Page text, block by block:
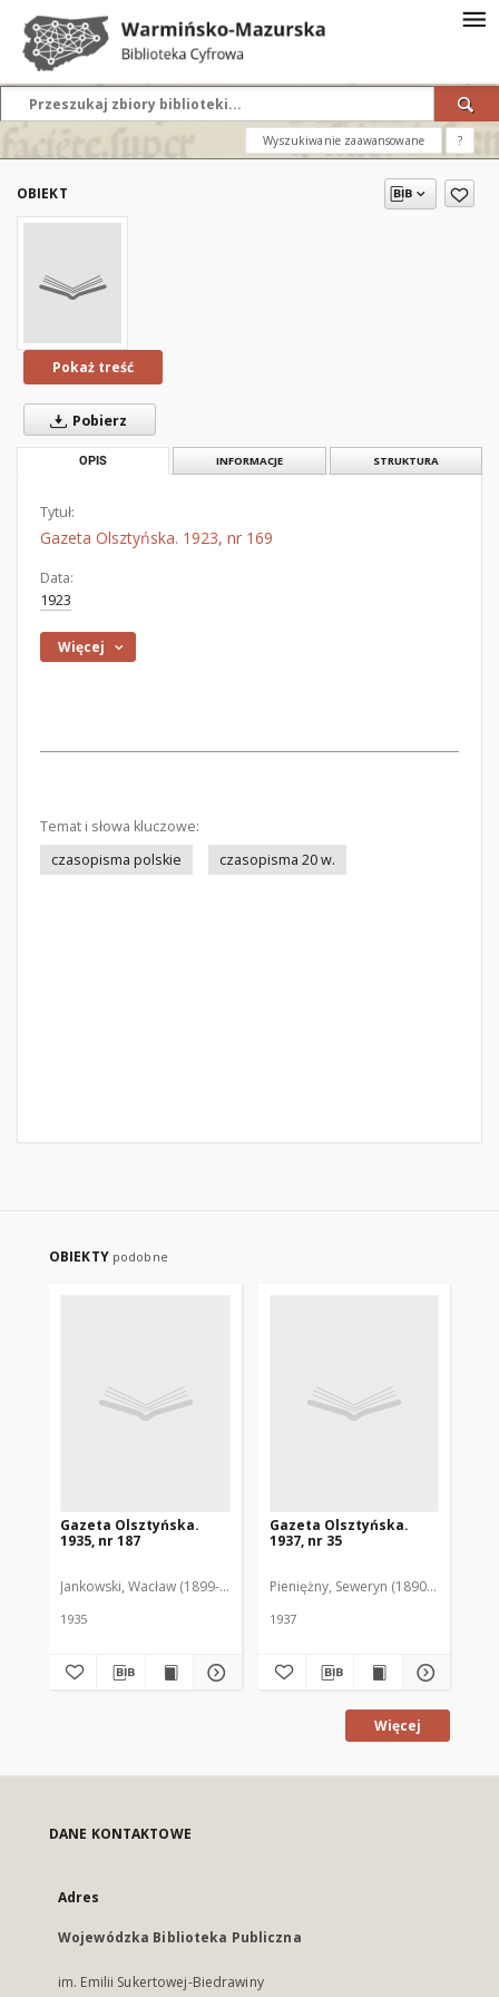
Wyszukiwanie zaawansowane ?
OBIEKT
Pokaż treść
Pobierz
OPIS INFORMACJE STRUKTURA
Tytuł:
Gazeta Olsztyńska. 1923, nr 169
Data:
1923
Więcej
Temat i słowa kluczowe:
czasopisma polskie
czasopisma 20 w.
OBIEKTY podobne
Gazeta Olsztyńska.
1935, nr 187
Jankowski, Wacław (1899-1975). Red.
1935
Gazeta Olsztyńska.
1937, nr 35
Pieniężny, Seweryn (1890-1940). Red.
1937
Więcej
DANE KONTAKTOWE
Adres
Wojewódzka Biblioteka Publiczna
im. Emilii Sukertowej-Biedrawiny